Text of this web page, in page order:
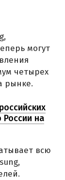
могут
четырех
рынке.
России на
всю